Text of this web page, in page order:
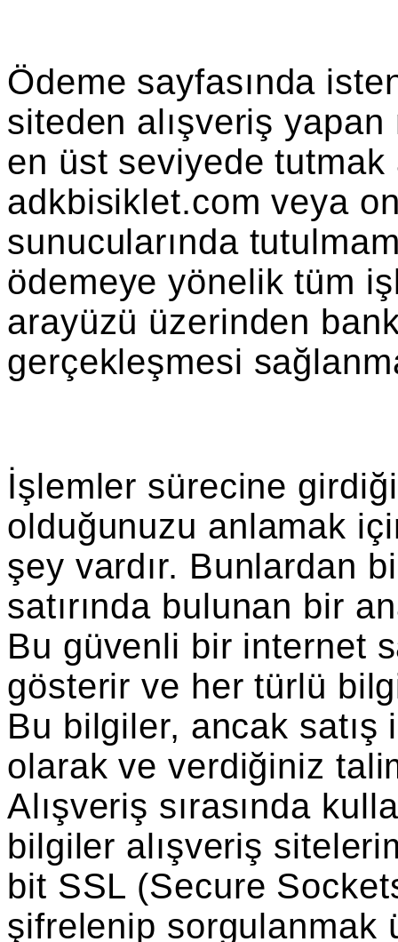
Ödeme sayfasında
siteden alışveriş
en üst seviyede
adkbisiklet.com veya
sunucularında
ödemeye yönelik tüm
arayüzü üzerinden
gerçekleşmesi
İşlemler sürecine
olduğunuzu anlamak
şey vardır. Bunlardan
satırında bulunan bir
Bu güvenli bir internet
gösterir ve her türlü
Bu bilgiler, ancak satış
olarak ve verdiğiniz
Alışveriş sırasında
bilgiler alışveriş
bit SSL (Secure
şifrelenip sorgulanmak